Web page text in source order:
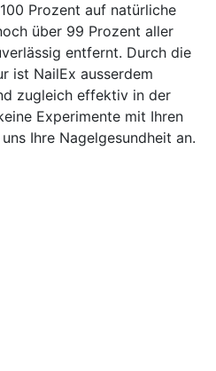
Prozent auf natürliche
über 99 Prozent aller
entfernt. Durch die
ist NailEx ausserdem
zugleich effektiv in der
Experimente mit Ihren
Ihre Nagelgesundheit an.